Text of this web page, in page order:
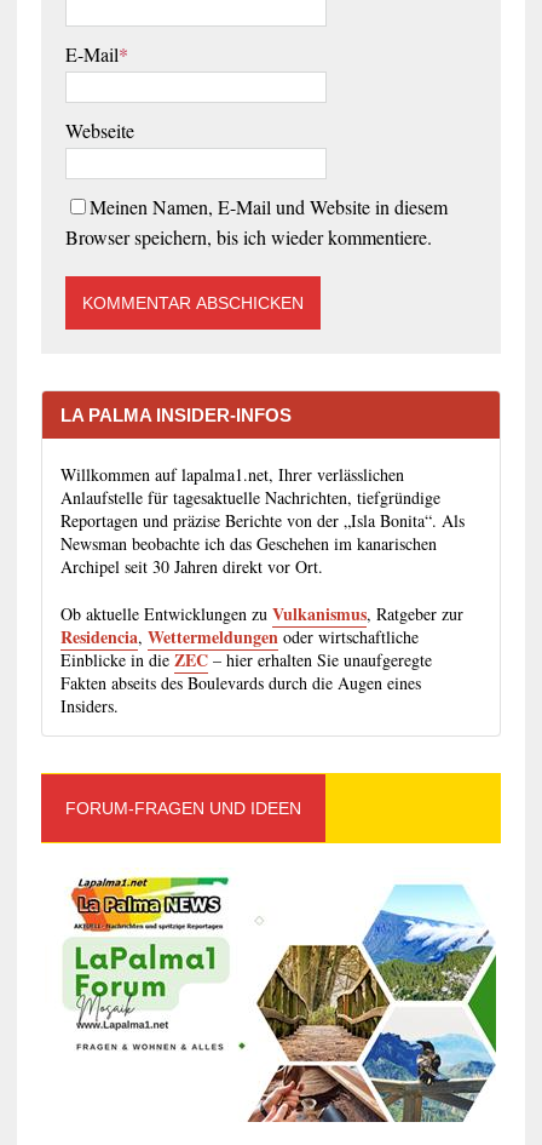
E-Mail*
Webseite
Meinen Namen, E-Mail und Website in diesem
Browser speichern, bis ich wieder kommentiere.
LA PALMA INSIDER-INFOS
Willkommen auf lapalma1.net, Ihrer verlässlichen
Anlaufstelle für tagesaktuelle Nachrichten, tiefgründige
Reportagen und präzise Berichte von der „Isla Bonita“. Als
Newsman beobachte ich das Geschehen im kanarischen
Archipel seit 30 Jahren direkt vor Ort.
Ob aktuelle Entwicklungen zu Vulkanismus, Ratgeber zur
Residencia, Wettermeldungenoder wirtschaftliche
Einblicke in die ZEC– hier erhalten Sie unaufgeregte
Fakten abseits des Boulevards durch die Augen eines
Insiders.
FORUM-FRAGEN UND IDEEN